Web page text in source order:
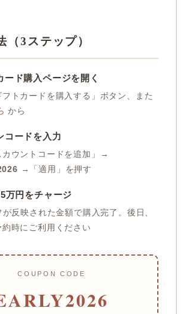
（3ステップ）
ード購入ページを開く
フトカードを購入する」ボタン、また
から
コードを入力
カウントコードを追加」→
→「適用」を押す
万円をチャージ
反映された金額で購入完了。後日、
時にご利用ください
COUPON CODE